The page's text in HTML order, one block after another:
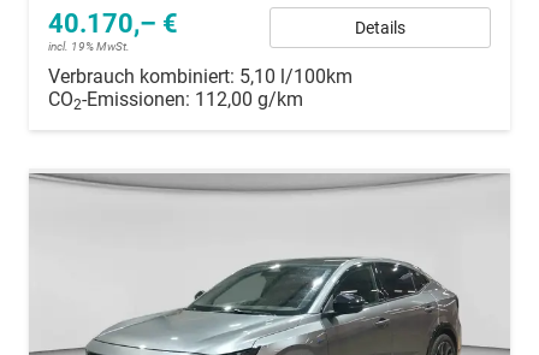
40.170,– €
incl. 19% MwSt.
Details
Verbrauch kombiniert: 5,10 l/100km
CO2-Emissionen: 112,00 g/km